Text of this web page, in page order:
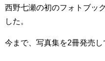
西野七瀬の初のフォトブッ
した。
今まで、写真集を2冊発売